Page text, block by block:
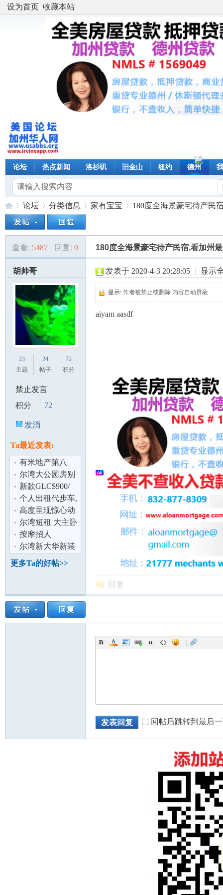
设为首页 收藏本站
论坛 热点新闻 洛杉矶 旧金山 纽约 德州
美
论
»
论坛
›
分类信息 家有宝宝
›
180度全海景豪宅待产民
查看: 5487 | 回复: 0 180度全海景豪宅待产民宿,看加州
胡帅哥
23
主题
24
帖子
72
积分
禁止发言
积分
72
发消
Ta最近发表:
有米地产第八
篇：如何在新港
之鹈鹕峰Pelica
尔湾大公园房别
被忽悠买
新款GLC$900/
月,含全保及雨伞
险
个人出租代步车,
各种车型400起！
高度呈现惊心动
魄真实事件的瞬
间！《中国机
尔湾短租 大主卧
超值实惠 精装精
配 带包即
按摩招人
尔湾新大华新装
修办公室转让
更多Ta的好帖>>
发表于 2020-4-3 20:28:05 | 显示
提示: 作者被禁止或删除 内容自动屏蔽
aiyam aasdf
回复
|
发表回复 回帖后跳转到最后